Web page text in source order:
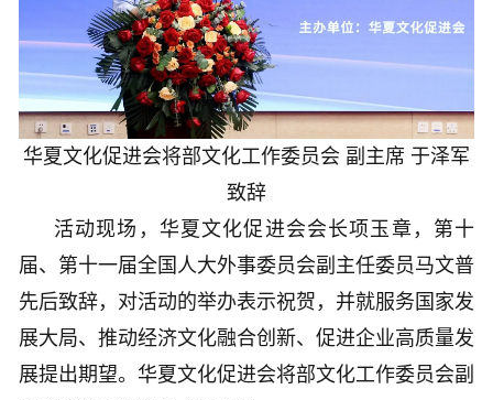
华夏文化促进会将部文化工作委员会 副主席 于泽军
致辞
活动现场，华夏文化促进会会长项玉章，第十
届、第十一届全国人大外事委员会副主任委员马文普
先后致辞，对活动的举办表示祝贺，并就服务国家发
展大局、推动经济文化融合创新、促进企业高质量发
展提出期望。华夏文化促进会将部文化工作委员会副